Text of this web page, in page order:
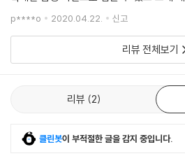
97 레나인센스
100 코알라펀
102 목화
103 신지매
때문이다. 그리고 더욱더 마음에 드는 점
태그화한 저자의
p****o 2020.04.22. 신고
리뷰 전체보기
리뷰 2
클린봇이 부적절한 글을 감지 중입니다.